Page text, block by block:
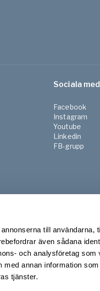
till användarna,
även sådana
och analysföretag som
annan information
tjänster.
Sociala
Facebook
Instagram
Youtube
Linkedin
FB-grupp